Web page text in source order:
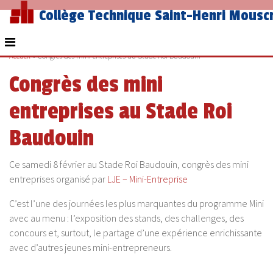
Collège Technique Saint-Henri
Accueil»Congrès des mini entreprises au Stade Roi Baudouin
Congrès des mini
entreprises au Stade Roi
Baudouin
Ce samedi 8 février au Stade Roi Baudouin, congrès des mini
entreprises organisé par LJE – Mini-Entreprise
C’est l’une des journées les plus marquantes du programme Mini
avec au menu : l’exposition des stands, des challenges, des
concours et, surtout, le partage d’une expérience enrichissante
avec d’autres jeunes mini-entrepreneurs.